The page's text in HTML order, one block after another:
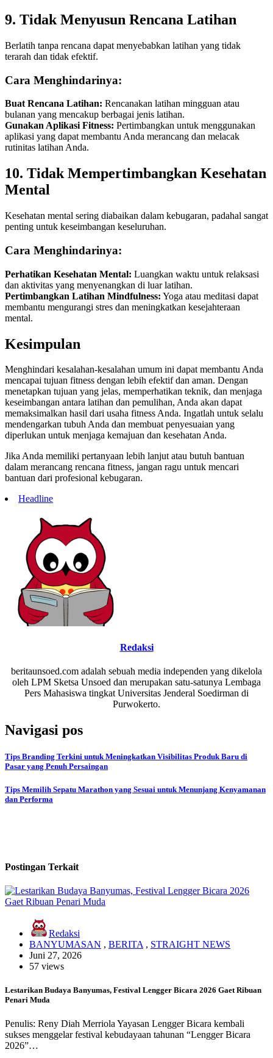
9. Tidak Menyusun Rencana Latihan
Berlatih tanpa rencana dapat menyebabkan latihan yang tidak
terarah dan tidak efektif.
Cara Menghindarinya:
Buat Rencana Latihan: Rencanakan latihan mingguan atau
bulanan yang mencakup berbagai jenis latihan.
Gunakan Aplikasi Fitness: Pertimbangkan untuk menggunakan
aplikasi yang dapat membantu Anda merancang dan melacak
rutinitas latihan Anda.
10. Tidak Mempertimbangkan Kesehatan
Mental
Kesehatan mental sering diabaikan dalam kebugaran, padahal sangat
penting untuk keseimbangan keseluruhan.
Cara Menghindarinya:
Perhatikan Kesehatan Mental: Luangkan waktu untuk relaksasi
dan aktivitas yang menyenangkan di luar latihan.
Pertimbangkan Latihan Mindfulness: Yoga atau meditasi dapat
membantu mengurangi stres dan meningkatkan kesejahteraan
mental.
Kesimpulan
Menghindari kesalahan-kesalahan umum ini dapat membantu Anda
mencapai tujuan fitness dengan lebih efektif dan aman. Dengan
menetapkan tujuan yang jelas, memperhatikan teknik, dan menjaga
keseimbangan antara latihan dan pemulihan, Anda akan dapat
memaksimalkan hasil dari usaha fitness Anda. Ingatlah untuk selalu
mendengarkan tubuh Anda dan membuat penyesuaian yang
diperlukan untuk menjaga kemajuan dan kesehatan Anda.
Jika Anda memiliki pertanyaan lebih lanjut atau butuh bantuan
dalam merancang rencana fitness, jangan ragu untuk mencari
bantuan dari profesional kebugaran.
Headline
Redaksi
beritaunsoed.com adalah sebuah media independen yang dikelola
oleh LPM Sketsa Unsoed dan merupakan satu-satunya Lembaga
Pers Mahasiswa tingkat Universitas Jenderal Soedirman di
Purwokerto.
Navigasi pos
Tips Branding Terkini untuk Meningkatkan Visibilitas Produk Baru di
Pasar yang Penuh Persaingan
Tips Memilih Sepatu Marathon yang Sesuai untuk Menunjang Kenyamanan
dan Performa
Postingan Terkait
Redaksi
BANYUMASAN , BERITA , STRAIGHT NEWS
Juni 27, 2026
57 views
Lestarikan Budaya Banyumas, Festival Lengger Bicara 2026 Gaet Ribuan
Penari Muda
Penulis: Reny Diah Merriola Yayasan Lengger Bicara kembali
sukses menggelar festival kebudayaan tahunan “Lengger Bicara
2026”…